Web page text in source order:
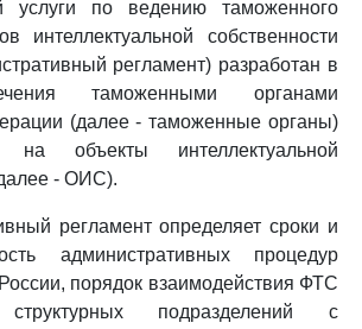
услуги по ведению таможенного
интеллектуальной собственности
регламент) разработан в
таможенными органами
(далее - таможенные органы)
объекты интеллектуальной
- ОИС).
регламент определяет сроки и
административных процедур
порядок взаимодействия ФТС
подразделений с